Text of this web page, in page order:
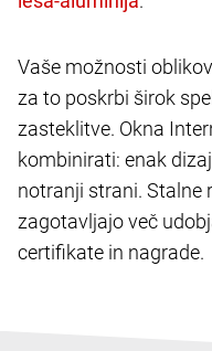
Vaše možnosti
za to poskrbi širok
zasteklitve. Okna
kombinirati: enak
notranji strani. Stalne
zagotavljajo več
certifikate in nagrade.